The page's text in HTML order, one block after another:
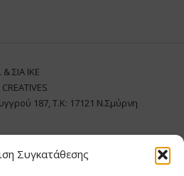
Συγκατάθεσης
ΣΙΑ ΙΚΕ
187, Τ.Κ: 17121 Ν.Σμύρνη
Πρόσωπο: Θεόδωρος Δημητριάδης